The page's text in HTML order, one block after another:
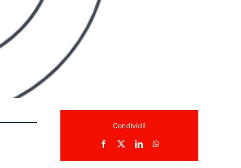
Condividi!